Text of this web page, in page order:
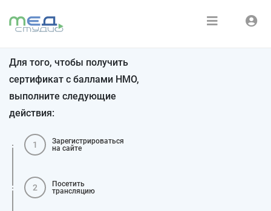
Зарегистрироваться
Для того, чтобы получить
сертификат с баллами НМО,
выполните следующие
действия:
1
Зарегистрироваться
на сайте
2
Посетить
трансляцию